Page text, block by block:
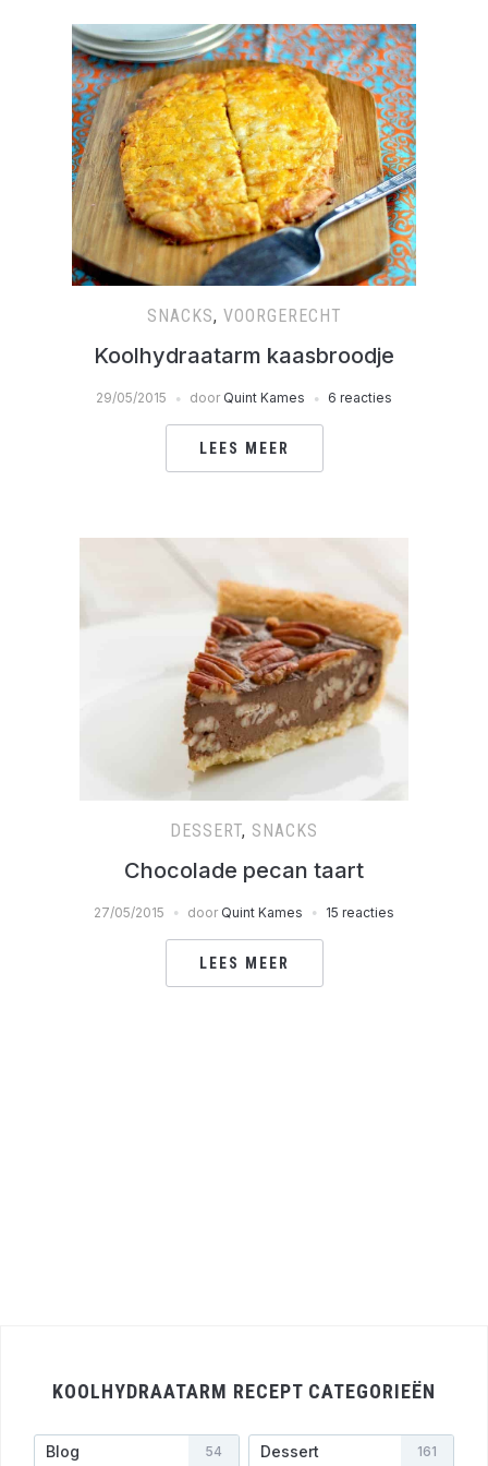
SNACKS, VOORGERECHT
Koolhydraatarm kaasbroodje
29/05/2015 door Quint Kames 6 reacties
LEES MEER
DESSERT, SNACKS
Chocolade pecan taart
27/05/2015 door Quint Kames 15 reacties
LEES MEER
KOOLHYDRAATARM RECEPT CATEGORIEËN
Blog 54 Dessert 161